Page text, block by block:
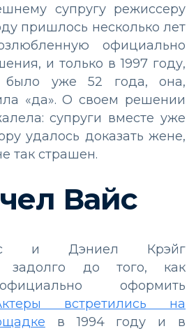
супругу режиссеру
пришлось несколько лет
официально
и только в 1997 году,
было уже 52 года, она,
«да». О своем решении
супруги вместе уже
удалось доказать жене,
так страшен.
Вайс
и Дэниел Крэйг
задолго до того, как
оформить
встретились на
в 1994 году и в